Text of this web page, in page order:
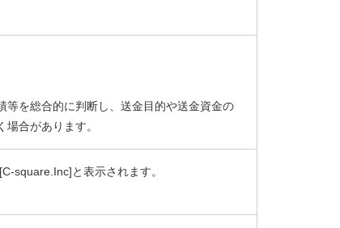
を総合的に判断し、送金目的や送金資金の
合があります。
square.Inc]と表示されます。